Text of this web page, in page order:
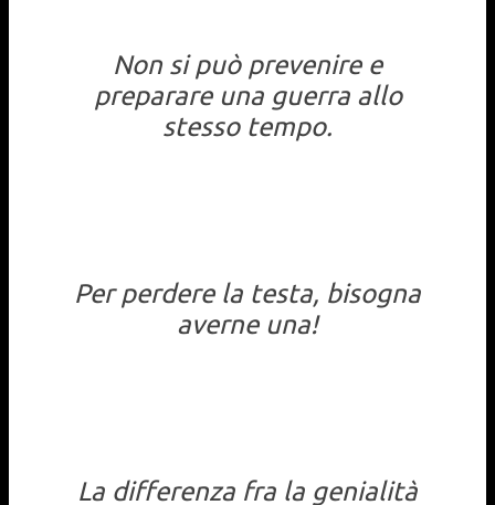
Non si può prevenire e
preparare una guerra allo
stesso tempo.
Per perdere la testa, bisogna
averne una!
La differenza fra la genialità